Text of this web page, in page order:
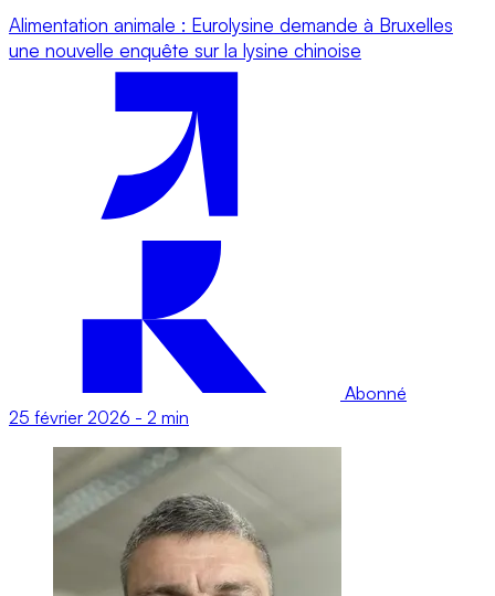
Alimentation animale : Eurolysine demande à Bruxelles
une nouvelle enquête sur la lysine chinoise
Abonné
25 février 2026 - 2 min